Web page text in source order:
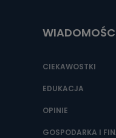
Jakie
Państwa (lub
źródeł
oraz partnerzy
Jak
Można to
CIEKAWOSTKI
EDUKACJA
OPINIE
GOSPODARKA I